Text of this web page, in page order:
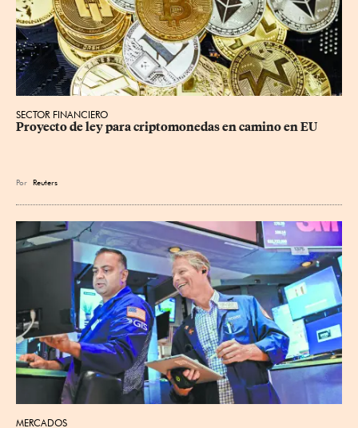
SECTOR FINANCIERO
Proyecto de ley para criptomonedas en camino en EU
Por Reuters
MERCADOS